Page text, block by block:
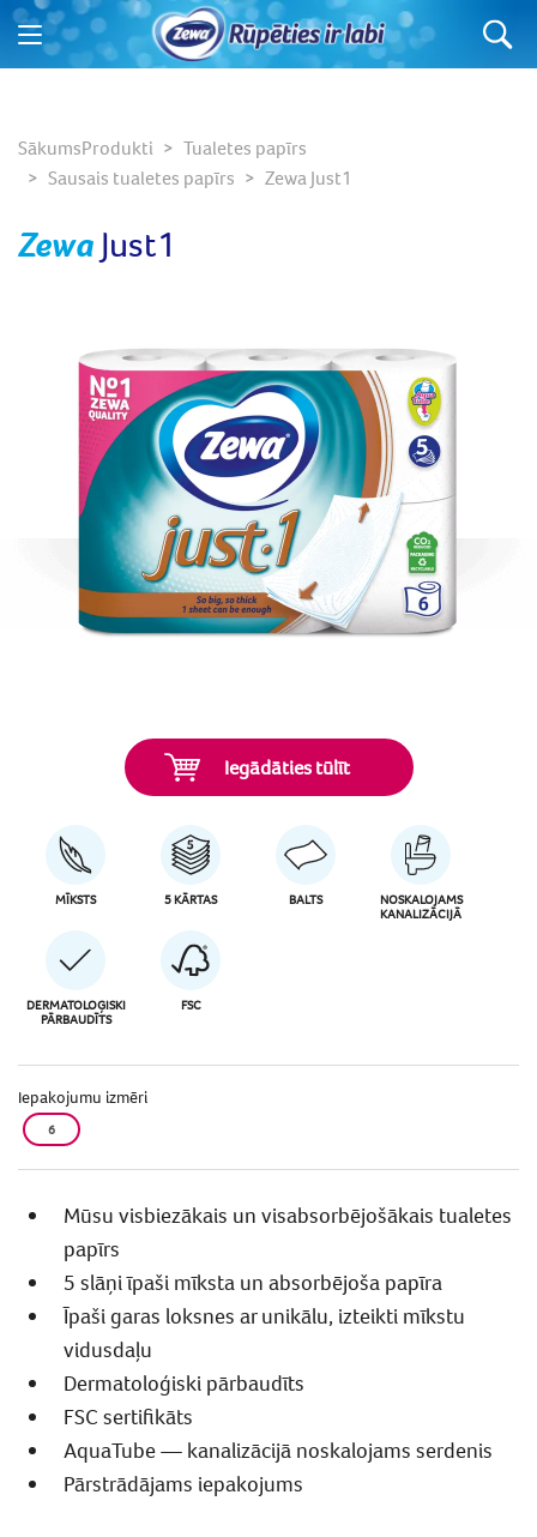
SākumsProdukti
Tualetes papīrs
Sausais tualetes papīrs
Zewa Just1
Zewa Just1
Iegādāties tūlīt
MĪKSTS 5 KĀRTAS BALTS
NOSKALOJAMS
KANALIZĀCIJĀ
DERMATOLOĢISKI
PĀRBAUDĪTS
FSC
Iepakojumu izmēri
6
Mūsu visbiezākais un visabsorbējošākais tualetes
papīrs
5 slāņi īpaši mīksta un absorbējoša papīra
Īpaši garas loksnes ar unikālu, izteikti mīkstu
vidusdaļu
Dermatoloģiski pārbaudīts
FSC sertifikāts
AquaTube — kanalizācijā noskalojams serdenis
Pārstrādājams iepakojums